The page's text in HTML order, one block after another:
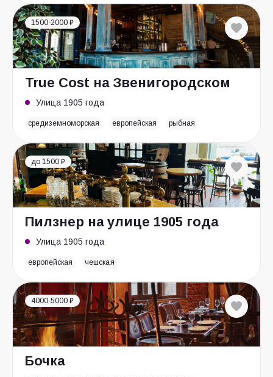
1500-2000 ₽
True Cost на Звенигородском
Улица 1905 года
средиземноморская европейская рыбная
до 1500 ₽
Пилзнер на улице 1905 года
Улица 1905 года
европейская чешская
4000-5000 ₽
Бочка